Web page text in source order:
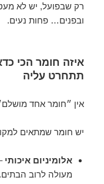
רק שבפועל, יש לא
ובפנים… פחות נעים.
איזה חומר הכי
תתחרט עליה
אין ״חומר אחד
יש חומר שמתאים
אלומיניום איכותי
מעולה לרוב הבתים.